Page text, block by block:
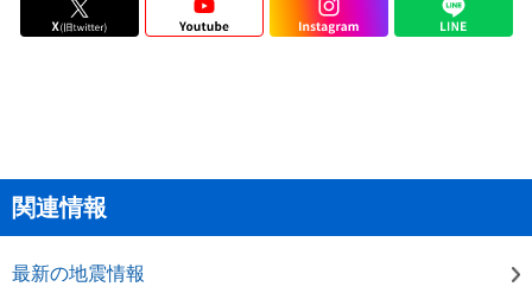
関連情報
最新の地震情報